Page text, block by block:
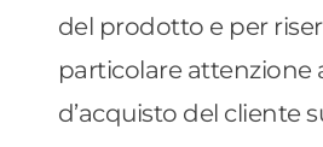
del prodotto e per
particolare attenzione
d’acquisto del cliente